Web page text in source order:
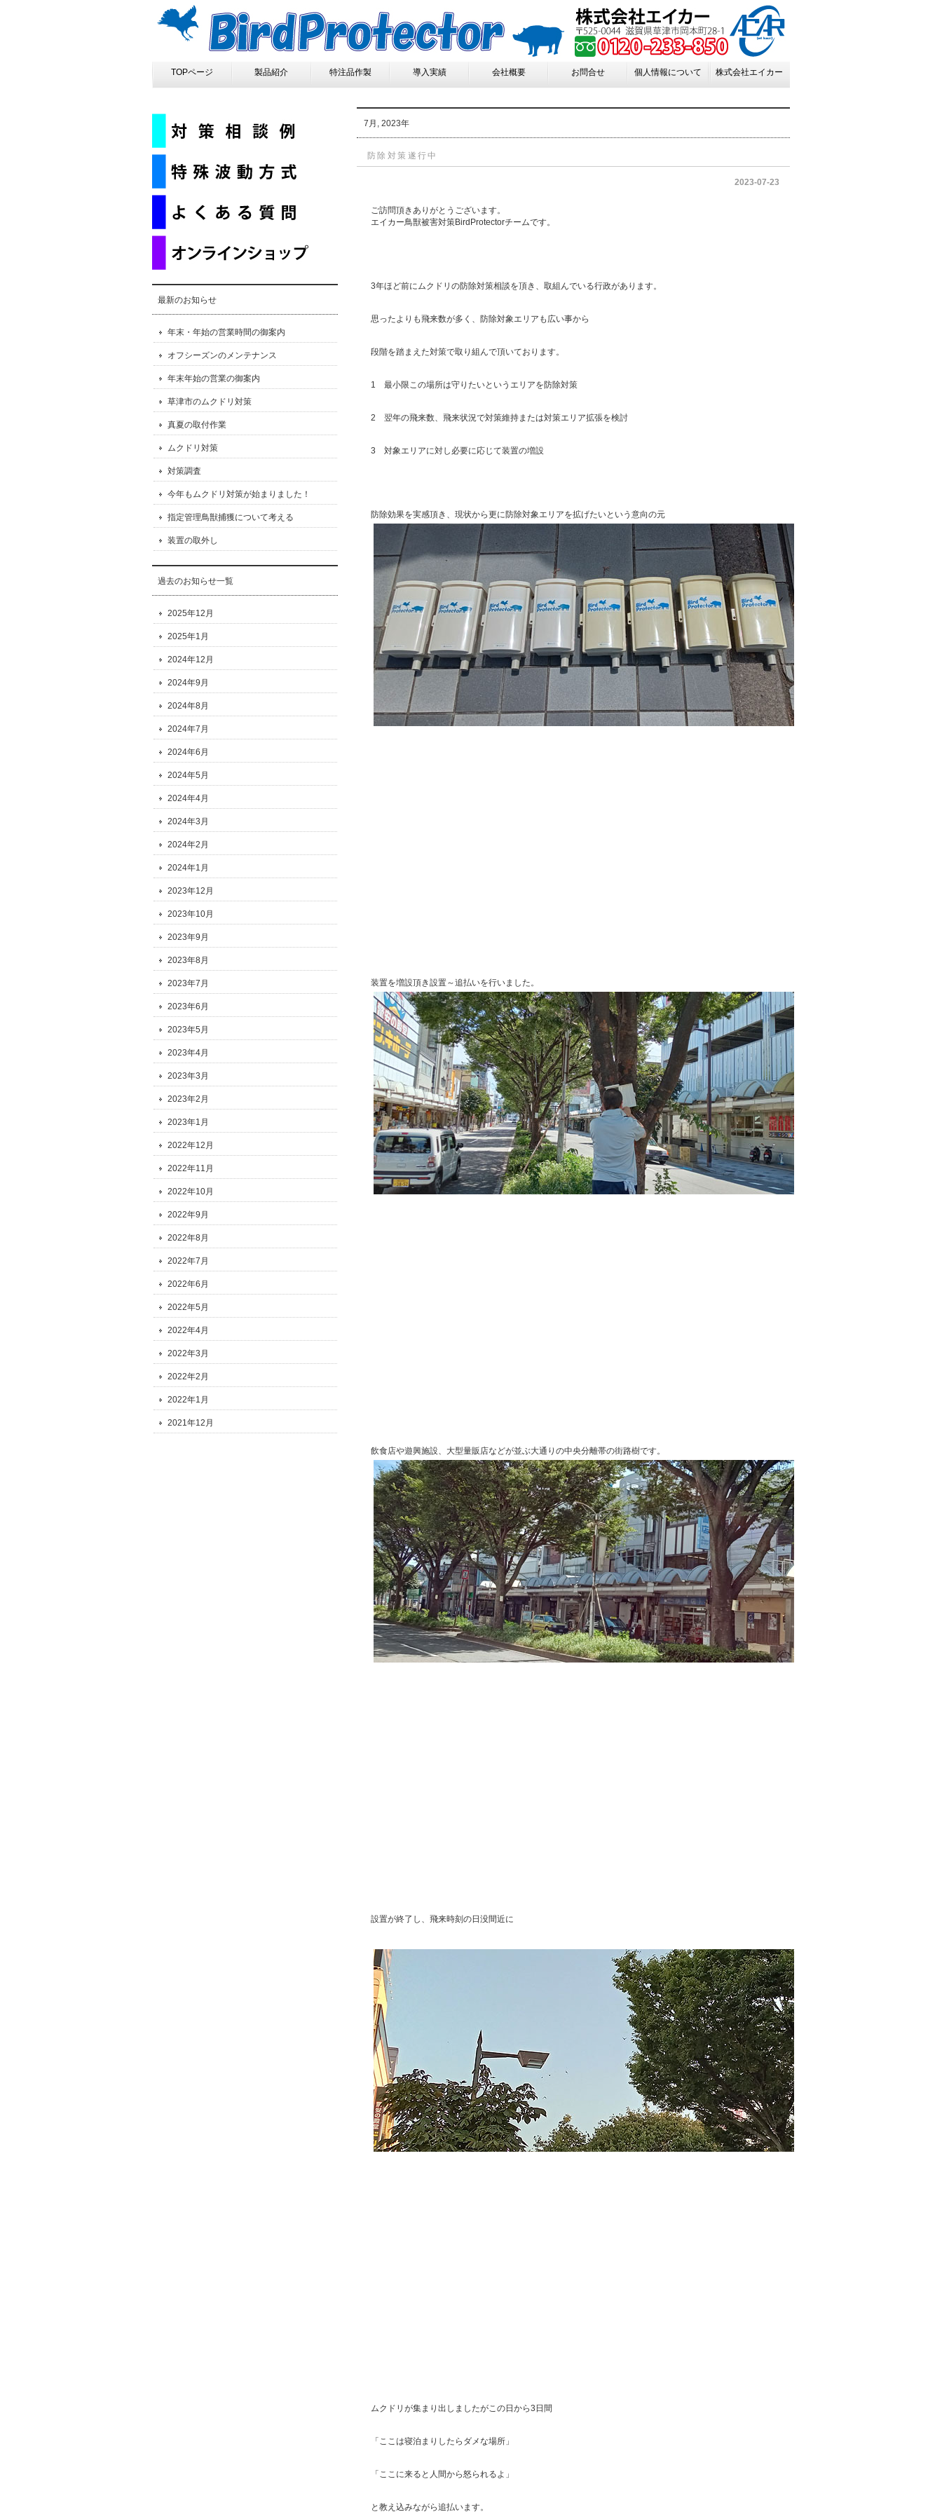
TOPページ 製品紹介 特注品作製 導入実績 会社概要 お問合せ 個人情報について 株式会社エイカー
7月, 2023年
防除対策遂行中
2023-07-23
ご訪問頂きありがとうございます。
エイカー鳥獣被害対策BirdProtectorチームです。
3年ほど前にムクドリの防除対策相談を頂き、取組んでいる行政があります。
思ったよりも飛来数が多く、防除対象エリアも広い事から
段階を踏まえた対策で取り組んで頂いております。
1 最小限この場所は守りたいというエリアを防除対策
2 翌年の飛来数、飛来状況で対策維持または対策エリア拡張を検討
3 対象エリアに対し必要に応じて装置の増設
防除効果を実感頂き、現状から更に防除対象エリアを拡げたいという意向の元
装置を増設頂き設置～追払いを行いました。
飲食店や遊興施設、大型量販店などが並ぶ大通りの中央分離帯の街路樹です。
設置が終了し、飛来時刻の日没間近に
ムクドリが集まり出しましたがこの日から3日間
「ここは寝泊まりしたらダメな場所」
「ここに来ると人間から怒られるよ」
と教え込みながら追払います。
最新のお知らせ
年末・年始の営業時間の御案内
オフシーズンのメンテナンス
年末年始の営業の御案内
草津市のムクドリ対策
真夏の取付作業
ムクドリ対策
対策調査
今年もムクドリ対策が始まりました！
指定管理鳥獣捕獲について考える
装置の取外し
過去のお知らせ一覧
2025年12月
2025年1月
2024年12月
2024年9月
2024年8月
2024年7月
2024年6月
2024年5月
2024年4月
2024年3月
2024年2月
2024年1月
2023年12月
2023年10月
2023年9月
2023年8月
2023年7月
2023年6月
2023年5月
2023年4月
2023年3月
2023年2月
2023年1月
2022年12月
2022年11月
2022年10月
2022年9月
2022年8月
2022年7月
2022年6月
2022年5月
2022年4月
2022年3月
2022年2月
2022年1月
2021年12月